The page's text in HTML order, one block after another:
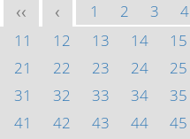
<< < 1 2 3 4
11
12 13 14 15
21
22 23 24 25
31
32 33 34 35
41
42 43 44 45